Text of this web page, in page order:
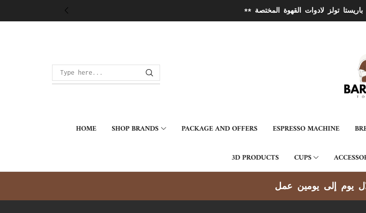
HOME SHOP BRANDS PACKAGE AND OFFERS ESPRESSO MACHINE
3D PRODUCTS CUPS
مناطق الكويت